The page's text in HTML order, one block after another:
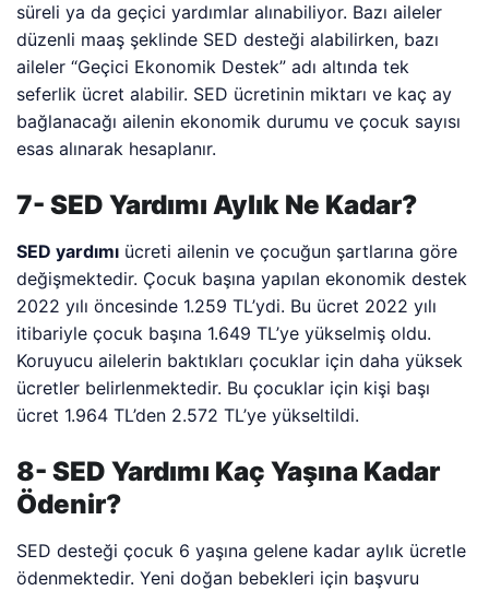
süreli ya da geçici yardımlar alınabiliyor. Bazı aileler
düzenli maaş şeklinde SED desteği alabilirken, bazı
aileler “Geçici Ekonomik Destek” adı altında tek
seferlik ücret alabilir. SED ücretinin miktarı ve kaç ay
bağlanacağı ailenin ekonomik durumu ve çocuk sayısı
esas alınarak hesaplanır.
7- SED Yardımı Aylık Ne Kadar?
SED yardımı ücreti ailenin ve çocuğun şartlarına göre
değişmektedir. Çocuk başına yapılan ekonomik destek
2022 yılı öncesinde 1.259 TL’ydi. Bu ücret 2022 yılı
itibariyle çocuk başına 1.649 TL’ye yükselmiş oldu.
Koruyucu ailelerin baktıkları çocuklar için daha yüksek
ücretler belirlenmektedir. Bu çocuklar için kişi başı
ücret 1.964 TL’den 2.572 TL’ye yükseltildi.
8- SED Yardımı Kaç Yaşına Kadar
Ödenir?
SED desteği çocuk 6 yaşına gelene kadar aylık ücretle
ödenmektedir. Yeni doğan bebekleri için başvuru